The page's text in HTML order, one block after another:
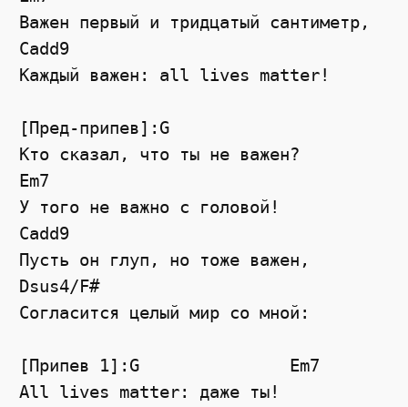
Важен первый и тридцатый сантиметр,
Cadd9
Каждый важен: all lives matter!
[Пред-припев]:G
Кто сказал, что ты не важен?
Em7
У того не важно с головой!
Cadd9
Пусть он глуп, но тоже важен,
Dsus4/F#
Согласится целый мир со мной:
[Припев 1]:G               Em7
All lives matter: даже ты!